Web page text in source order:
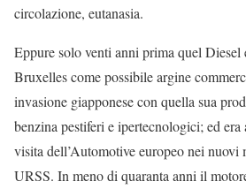
circolazione, eutanasia.
Eppure solo venti anni prima quel Diesel
Bruxelles come possibile argine
invasione giapponese con quella sua
benzina pestiferi e ipertecnologici; ed
visita dell’Automotive europeo nei nuovi
URSS. In meno di quaranta anni il